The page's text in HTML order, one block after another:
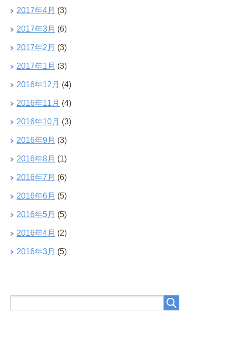
2017年4月 (3)
2017年3月 (6)
2017年2月 (3)
2017年1月 (3)
2016年12月 (4)
2016年11月 (4)
2016年10月 (3)
2016年9月 (3)
2016年8月 (1)
2016年7月 (6)
2016年6月 (5)
2016年5月 (5)
2016年4月 (2)
2016年3月 (5)